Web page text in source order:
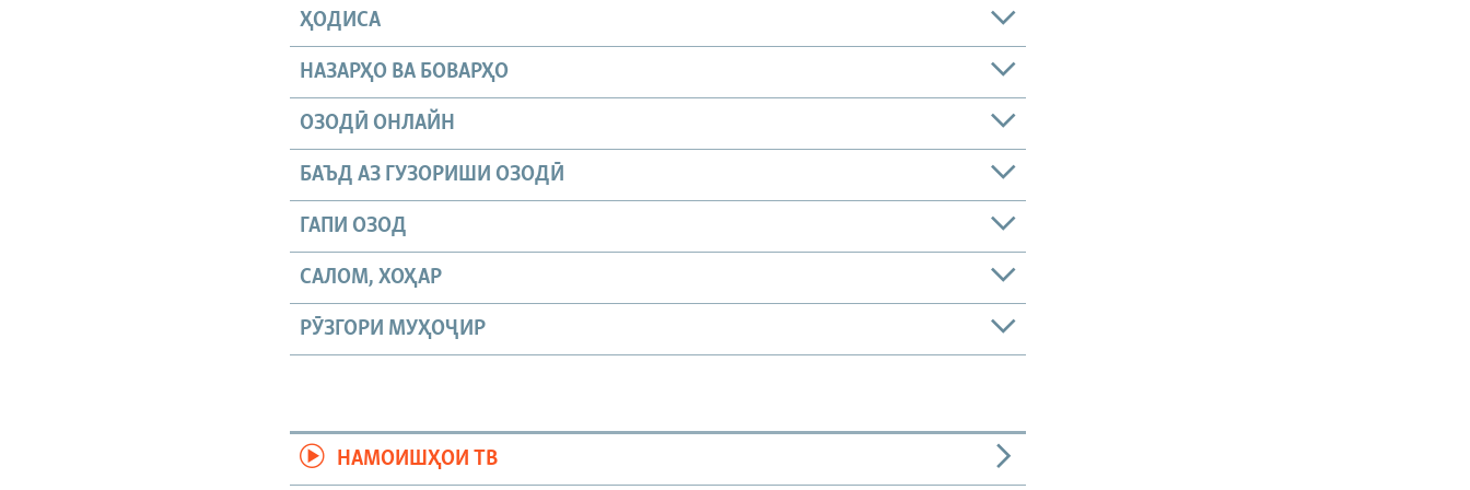
ҲОДИСА
НАЗАРҲО ВА БОВАРҲО
ОЗОДӢ ОНЛАЙН
БАЪД АЗ ГУЗОРИШИ ОЗОДӢ
ГАПИ ОЗОД
САЛОМ, ХОҲАР
РӮЗГОРИ МУҲОҶИР
НАМОИШҲОИ ТВ